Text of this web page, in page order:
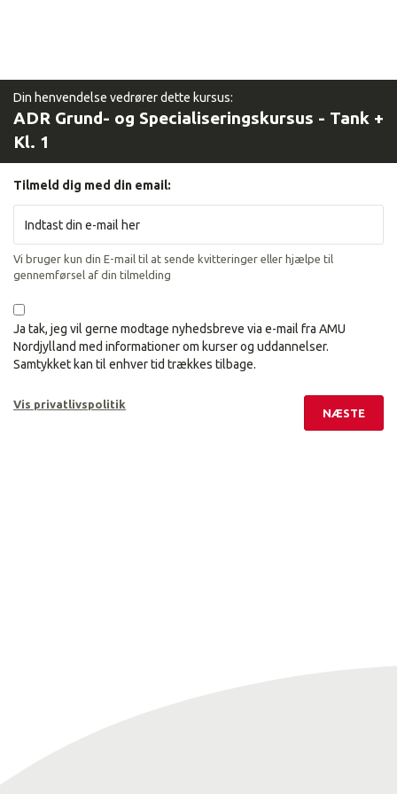
Din henvendelse vedrører dette kursus:
ADR Grund- og Specialiseringskursus - Tank +
Kl. 1
Tilmeld dig med din email:
Vi bruger kun din E-mail til at sende kvitteringer eller hjælpe til
gennemførsel af din tilmelding
Ja tak, jeg vil gerne modtage nyhedsbreve via e-mail fra AMU
Nordjylland med informationer om kurser og uddannelser.
Samtykket kan til enhver tid trækkes tilbage.
Vis privatlivspolitik